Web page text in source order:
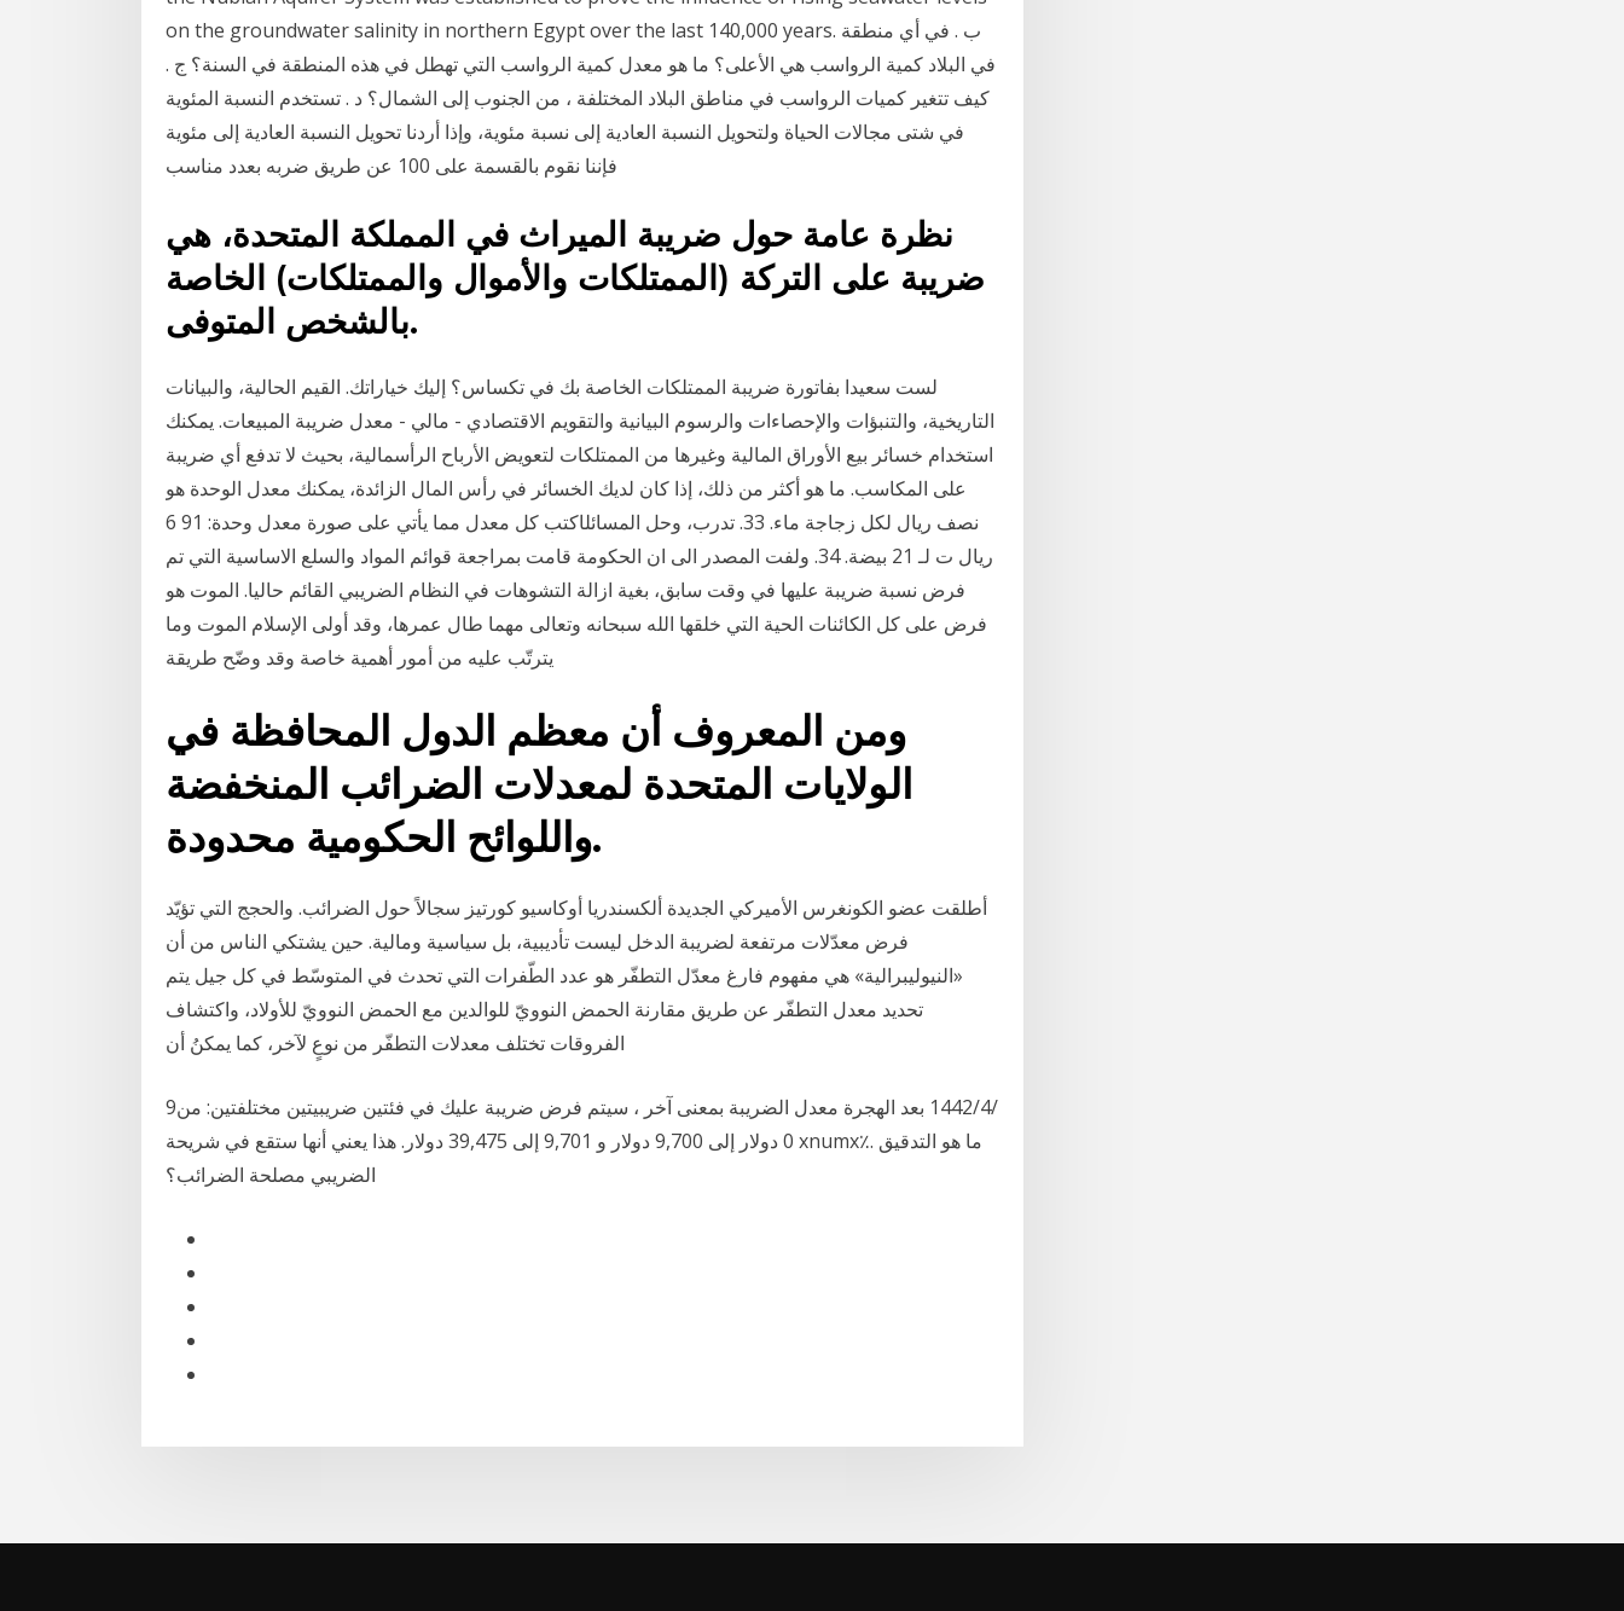
on the groundwater salinity in northern Egypt over the last 140,000 years. ب . في أي منطقة
في البلاد كمية الرواسب هي الأعلى؟ ما هو معدل كمية الرواسب التي تهطل في هذه المنطقة في السنة؟ ج .
كيف تتغير كميات الرواسب في مناطق البلاد المختلفة ، من الجنوب إلى الشمال؟ د . تستخدم النسبة المئوية
في شتى مجالات الحياة ولتحويل النسبة العادية إلى نسبة مئوية، وإذا أردنا تحويل النسبة العادية إلى مئوية
فإننا نقوم بالقسمة على 100 عن طريق ضربه بعدد مناسب
نظرة عامة حول ضريبة الميراث في المملكة المتحدة، هي
ضريبة على التركة (الممتلكات والأموال والممتلكات) الخاصة
بالشخص المتوفى.
لست سعيدا بفاتورة ضريبة الممتلكات الخاصة بك في تكساس؟ إليك خياراتك. القيم الحالية، والبيانات
التاريخية، والتنبؤات والإحصاءات والرسوم البيانية والتقويم الاقتصادي - مالي - معدل ضريبة المبيعات. يمكنك
استخدام خسائر بيع الأوراق المالية وغيرها من الممتلكات لتعويض الأرباح الرأسمالية، بحيث لا تدفع أي ضريبة
على المكاسب. ما هو أكثر من ذلك، إذا كان لديك الخسائر في رأس المال الزائدة، يمكنك ‫معدل الوحدة هو
نصف ريال لكل زجاجة ماء.‬ 33. ‫تدرب، وحل المسائل‬‫اكتب كل معدل مما يأتي على صورة معدل وحدة:‬ ‫91‬ ‫6
ريال ت لـ 21 بيضة.‬ 34. ولفت المصدر الى ان الحكومة قامت بمراجعة قوائم المواد والسلع الاساسية التي تم
فرض نسبة ضريبة عليها في وقت سابق، بغية ازالة التشوهات في النظام الضريبي القائم حاليا. الموت هو
فرض على كل الكائنات الحية التي خلقها الله سبحانه وتعالى مهما طال عمرها، وقد أولى الإسلام الموت وما
يترتّب عليه من أمور أهمية خاصة وقد وضّح طريقة
ومن المعروف أن معظم الدول المحافظة في
الولايات المتحدة لمعدلات الضرائب المنخفضة
واللوائح الحكومية محدودة.
أطلقت عضو الكونغرس الأميركي الجديدة ألكسندريا أوكاسيو كورتيز سجالاً حول الضرائب. والحجج التي تؤيّد
فرض معدّلات مرتفعة لضريبة الدخل ليست تأديبية، بل سياسية ومالية. حين يشتكي الناس من أن
«النيوليبرالية» هي مفهوم فارغ معدّل التطفّر هو عدد الطّفرات التي تحدث في المتوسّط في كل جيل يتم
تحديد معدل التطفّر عن طريق مقارنة الحمض النوويّ للوالدين مع الحمض النوويّ للأولاد، واكتشاف
الفروقات تختلف معدلات التطفّر من نوعٍ لآخر، كما يمكنُ أن
9‏‏/4‏‏/1442 بعد الهجرة معدل الضريبة بمعنى آخر ، سيتم فرض ضريبة عليك في فئتين ضريبيتين مختلفتين: من
0 دولار إلى 9,700 دولار و 9,701 إلى 39,475 دولار. هذا يعني أنها ستقع في شريحة xnumx٪. ما هو التدقيق
الضريبي مصلحة الضرائب؟